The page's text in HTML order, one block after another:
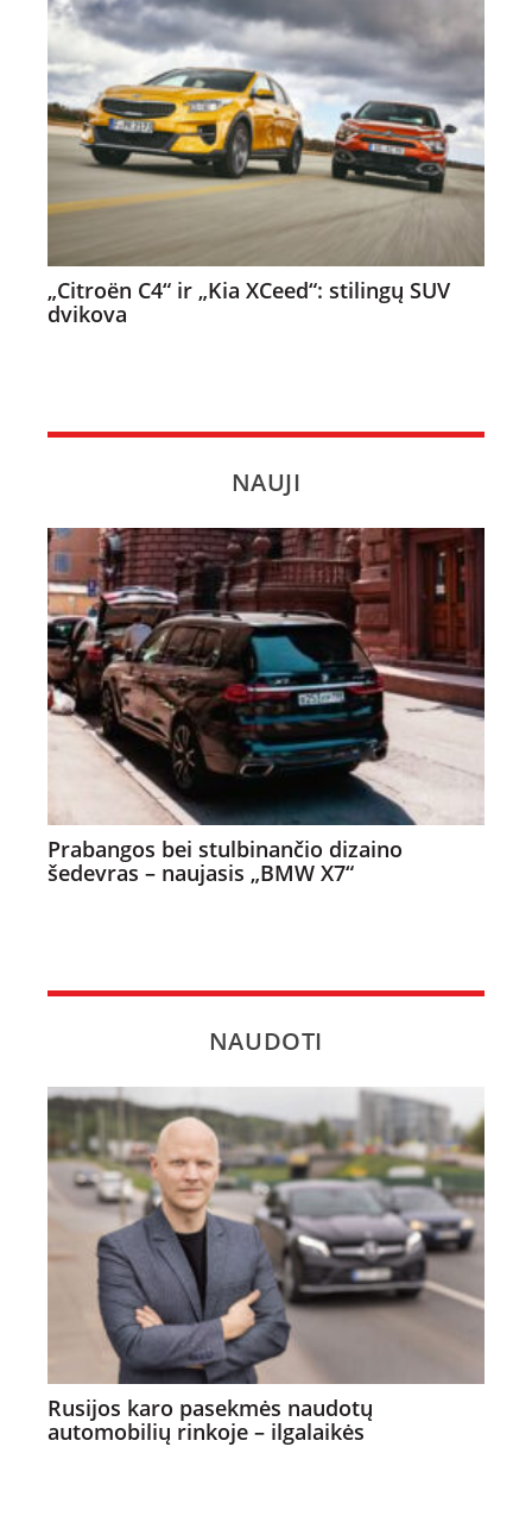
„Citroën C4“ ir „Kia XCeed“: stilingų SUV
dvikova
NAUJI
Prabangos bei stulbinančio dizaino
šedevras – naujasis „BMW X7“
NAUDOTI
Rusijos karo pasekmės naudotų
automobilių rinkoje – ilgalaikės